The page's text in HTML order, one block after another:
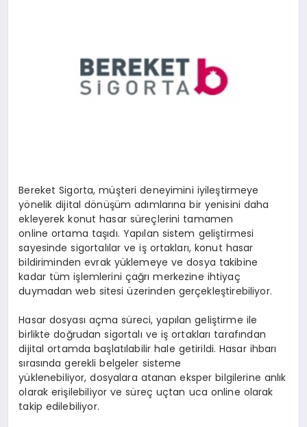
Bereket Sigorta, müşteri deneyimini iyileştirmeye
yönelik dijital dönüşüm adımlarına bir yenisini daha
ekleyerek konut hasar süreçlerini tamamen
online ortama taşıdı. Yapılan sistem geliştirmesi
sayesinde sigortalılar ve iş ortakları, konut hasar
bildiriminden evrak yüklemeye ve dosya takibine
kadar tüm işlemlerini çağrı merkezine ihtiyaç
duymadan web sitesi üzerinden gerçekleştirebiliyor.
Hasar dosyası açma süreci, yapılan geliştirme ile
birlikte doğrudan sigortalı ve iş ortakları tarafından
dijital ortamda başlatılabilir hale getirildi. Hasar ihbarı
sırasında gerekli belgeler sisteme
yüklenebiliyor, dosyalara atanan eksper bilgilerine anlık
olarak erişilebiliyor ve süreç uçtan uca online olarak
takip edilebiliyor.